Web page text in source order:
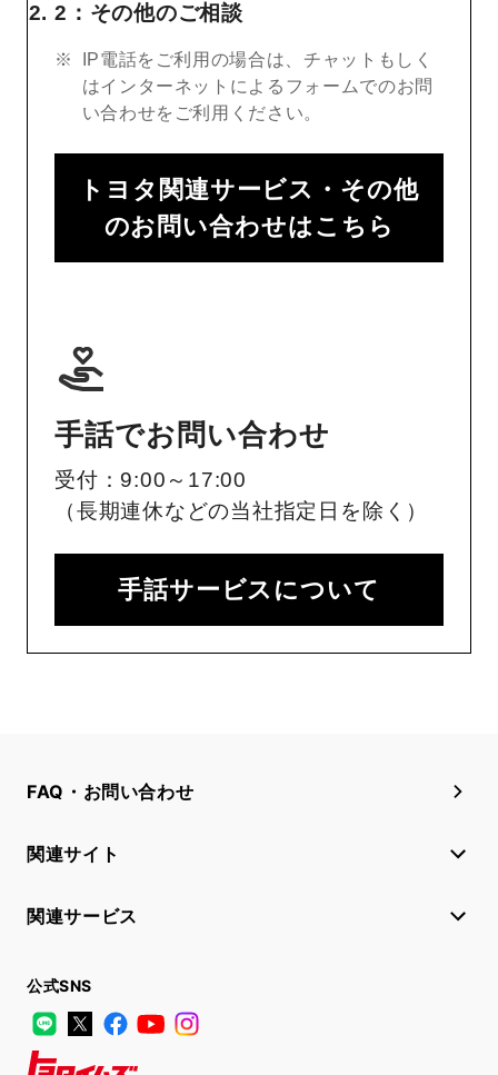
2：その他のご相談
IP電話をご利用の場合は、チャットもしく
はインターネットによるフォームでのお問
い合わせをご利用ください。
トヨタ関連サービス・その他
のお問い合わせはこちら
手話でお問い合わせ
受付：9:00～17:00
（長期連休などの当社指定日を除く）
手話サービスについて
FAQ・お問い合わせ
関連サイト
関連サービス
公式SNS
LINE
X FacebookYouTube